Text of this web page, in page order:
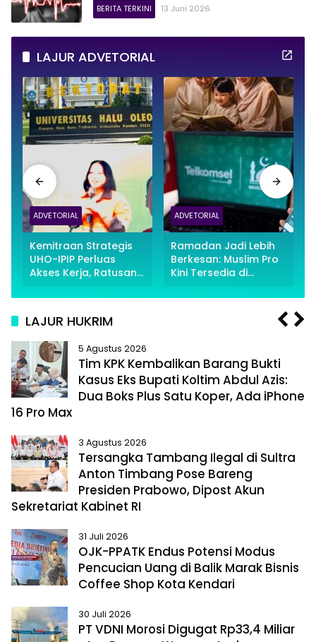
BERITA TERKINI 13 Juni 2026
LAJUR ADVETORIAL
ADVETORIAL
Kemitraan Strategis
UHO-IPIP Perluas
Akses Kerja, Ratusan
Interview
ADVETORIAL
Ramadan Jadi Lebih
Berkesan: Muslim Pro
Kini Tersedia di
LAJUR HUKRIM
v
i
s
5 Agustus 2026
Tim KPK Kembalikan Barang Bukti
Kasus Eks Bupati Koltim Abdul Azis:
Dua Boks Plus Satu Koper, Ada iPhone
16 Pro Max
3 Agustus 2026
Tersangka Tambang Ilegal di Sultra
Anton Timbang Pose Bareng
Presiden Prabowo, Dipost Akun
Sekretariat Kabinet RI
31 Juli 2026
OJK-PPATK Endus Potensi Modus
Pencucian Uang di Balik Marak Bisnis
Coffee Shop Kota Kendari
30 Juli 2026
PT VDNI Morosi Digugat Rp33,4 Miliar